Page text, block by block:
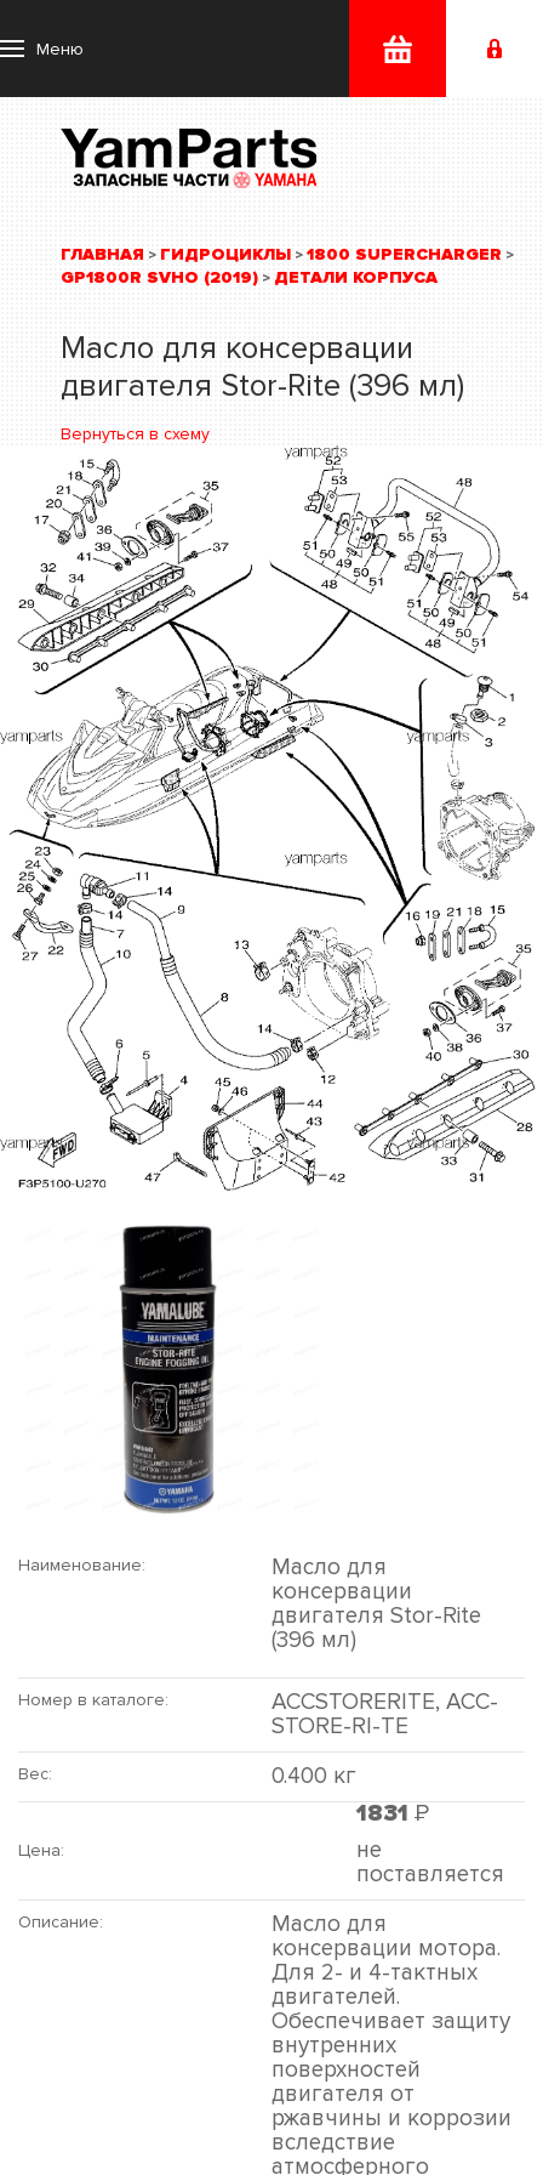
Меню
ГЛАВНАЯ > ГИДРОЦИКЛЫ > 1800 SUPERCHARGER >
GP1800R SVHO (2019) > ДЕТАЛИ КОРПУСА
Масло для консервации
двигателя Stor-Rite (396 мл)
Вернуться в схему
Наименование:
Масло для
консервации
двигателя Stor-Rite
(396 мл)
Номер в каталоге:
ACCSTORERITE, ACC-
STORE-RI-TE
Вес: 0.400 кг
Цена:
1831 Р
не
поставляется
Описание:
Масло для
консервации мотора.
Для 2- и 4-тактных
двигателей.
Обеспечивает защиту
внутренних
поверхностей
двигателя от
ржавчины и коррозии
вследствие
атмосферного